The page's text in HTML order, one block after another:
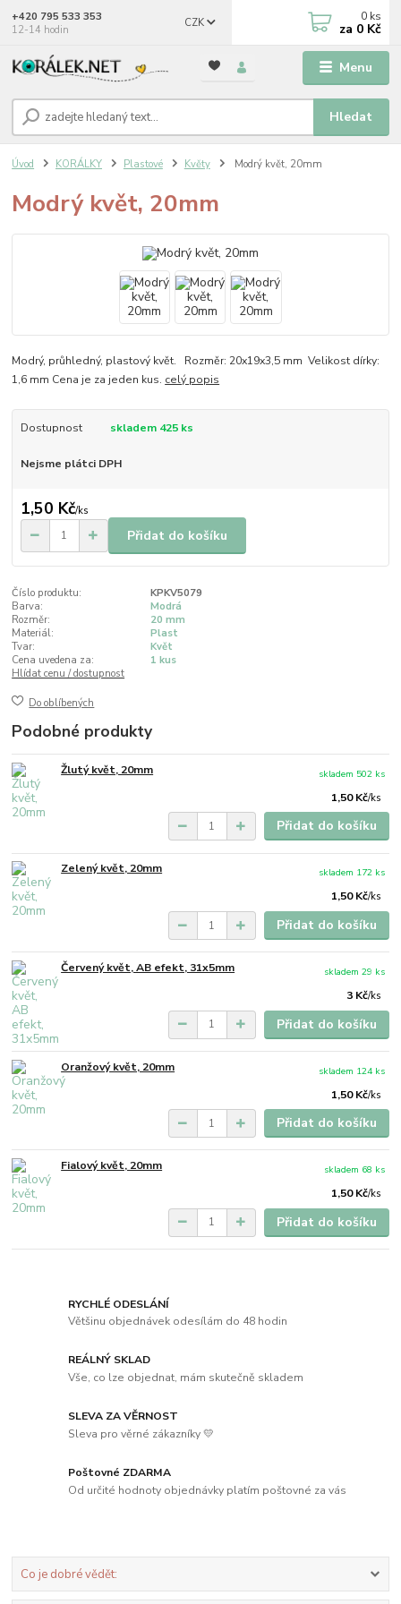
Menu
CZK
Hledat
+420 795 533 353
12-14 hodin
0 ks
za 0 Kč
Úvod KORÁLKY Plastové Květy Modrý květ, 20mm
Modrý květ, 20mm
Modrý, průhledný, plastový květ. Rozměr: 20x19x3,5 mm Velikost dírky:
1,6 mm Cena je za jeden kus. celý popis
Dostupnost skladem 425 ks
Nejsme plátci DPH
1,50 Kč/ks
Přidat do košíku
Číslo produktu:
KPKV5079
Barva:
Modrá
Rozměr:
20 mm
Materiál:
Plast
Tvar:
Květ
Cena uvedena za:
1 kus
Hlídat cenu / dostupnost
Do oblíbených
Podobné produkty
Žlutý květ, 20mm
1,50 Kč/ks
skladem 502 ks
Přidat do košíku
Zelený květ, 20mm
1,50 Kč/ks
skladem 172 ks
Přidat do košíku
Červený květ, AB efekt, 31x5mm
3 Kč/ks
skladem 29 ks
Přidat do košíku
Oranžový květ, 20mm
1,50 Kč/ks
skladem 124 ks
Přidat do košíku
Fialový květ, 20mm
1,50 Kč/ks
skladem 68 ks
Přidat do košíku
RYCHLÉ ODESLÁNÍ
Většinu objednávek odesílám do 48 hodin
REÁLNÝ SKLAD
Vše, co lze objednat, mám skutečně skladem
SLEVA ZA VĚRNOST
Sleva pro věrné zákazníky 💛
Poštovné ZDARMA
Od určité hodnoty objednávky platím poštovné za vás
Co je dobré vědět: